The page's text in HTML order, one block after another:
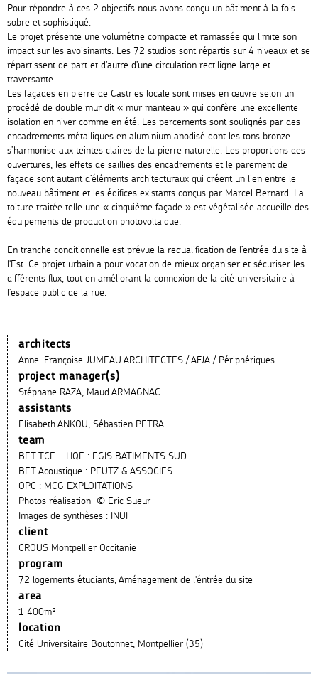
Pour répondre à ces 2 objectifs nous avons conçu un bâtiment à la fois
sobre et sophistiqué.
Le projet présente une volumétrie compacte et ramassée qui limite son
impact sur les avoisinants. Les 72 studios sont répartis sur 4 niveaux et se
répartissent de part et d’autre d’une circulation rectiligne large et
traversante.
Les façades en pierre de Castries locale sont mises en œuvre selon un
procédé de double mur dit « mur manteau » qui confère une excellente
isolation en hiver comme en été. Les percements sont soulignés par des
encadrements métalliques en aluminium anodisé dont les tons bronze
s’harmonise aux teintes claires de la pierre naturelle. Les proportions des
ouvertures, les effets de saillies des encadrements et le parement de
façade sont autant d’éléments architecturaux qui créent un lien entre le
nouveau bâtiment et les édifices existants conçus par Marcel Bernard. La
toiture traitée telle une « cinquième façade » est végétalisée accueille des
équipements de production photovoltaïque.
En tranche conditionnelle est prévue la requalification de l’entrée du site à
l'Est. Ce projet urbain a pour vocation de mieux organiser et sécuriser les
différents flux, tout en améliorant la connexion de la cité universitaire à
l’espace public de la rue.
architects
Anne-Françoise JUMEAU ARCHITECTES / AFJA / Périphériques
project manager(s)
Stéphane RAZA, Maud ARMAGNAC
assistants
Elisabeth ANKOU, Sébastien PETRA
team
BET TCE - HQE : EGIS BATIMENTS SUD
BET Acoustique : PEUTZ & ASSOCIES
OPC : MCG EXPLOITATIONS
Photos réalisation © Eric Sueur
Images de synthèses : INUI
client
CROUS Montpellier Occitanie
program
72 logements étudiants, Aménagement de l'éntrée du site
area
1 400m²
location
Cité Universitaire Boutonnet, Montpellier (35)